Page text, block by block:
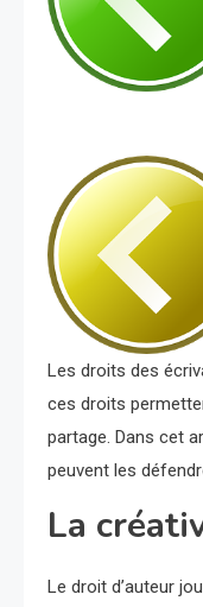
Les droits des
ces droits
partage. Dans cet
peuvent les
La
Le droit d’auteur